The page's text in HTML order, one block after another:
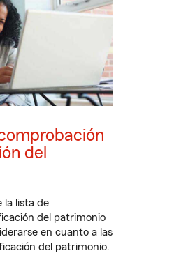
del
la lista de
del patrimonio
en cuanto a las
del patrimonio.